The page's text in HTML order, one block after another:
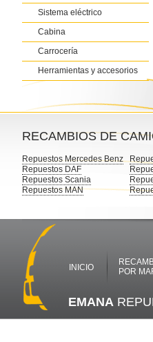
Sistema eléctrico
Cabina
Carrocería
Herramientas y accesorios
RECAMBIOS DE
Repuestos Mercedes Benz
Repuestos DAF
Repuestos Scania
Repuestos MAN
INICIO
POR
EMANA